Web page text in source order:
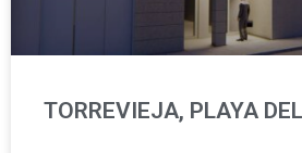
TORREVIEJA, PLAYA